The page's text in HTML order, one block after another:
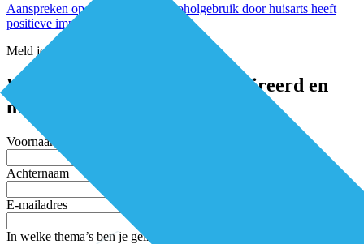
Aanspreken op problematisch alcoholgebruik door huisarts heeft
positieve impact
Meld je aan voor de nieuwsbrief
Word elke twee weken geïnspireerd en
mis niets
Voornaam
Achternaam
E-mailadres
In welke thema’s ben je geïnteresseerd?